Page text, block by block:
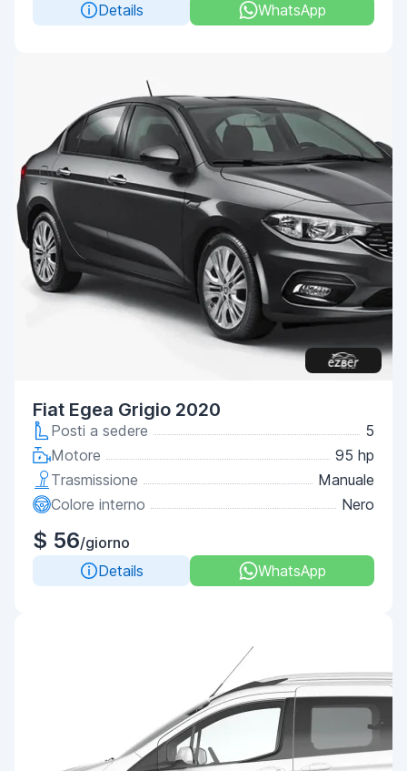
Details
WhatsApp
Fiat Egea Grigio 2020
Posti a sedere
5
Motore
95 hp
Trasmissione
Manuale
Colore interno
Nero
$ 56/giorno
Details
WhatsApp